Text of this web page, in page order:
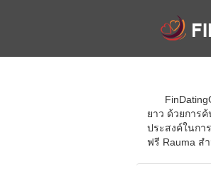
ยาว ด้วยการ
ประสงค์ในกา
ฟรี Rauma ส